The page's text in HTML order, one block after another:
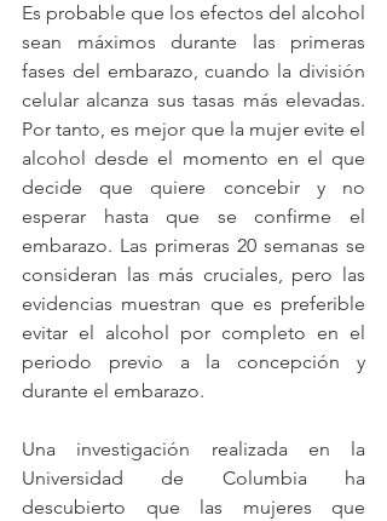
Es probable que los efectos del alcohol
sean máximos durante las primeras
fases del embarazo, cuando la división
celular alcanza sus tasas más elevadas.
Por tanto, es mejor que la mujer evite el
alcohol desde el momento en el que
decide que quiere concebir y no
esperar hasta que se confirme el
embarazo. Las primeras 20 semanas se
consideran las más cruciales, pero las
evidencias muestran que es preferible
evitar el alcohol por completo en el
periodo previo a la concepción y
durante el embarazo.
Una investigación realizada en la
Universidad de Columbia ha
descubierto que las mujeres que